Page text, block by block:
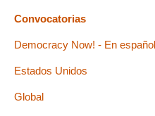
Convocatorias
Democracy Now! - En
Estados Unidos
Global